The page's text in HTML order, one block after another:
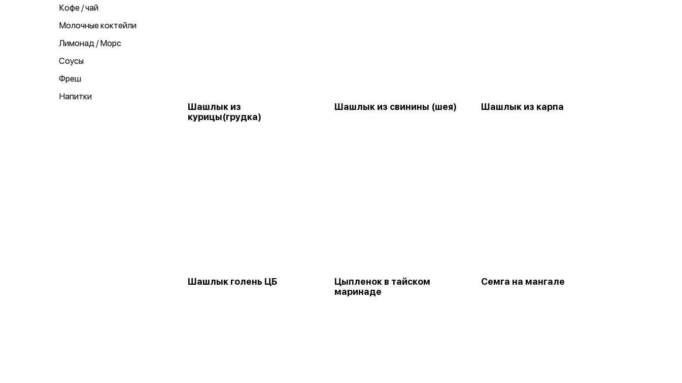
Кофе / чай
Молочные коктейли
Лимонад / Морс
Соусы
Фреш
Напитки
Шашлык из
курицы(грудка)
Шашлык из свинины (шея) Шашлык из карпа
Шашлык голень ЦБ
Цыпленок в тайском
маринаде
Семга на мангале